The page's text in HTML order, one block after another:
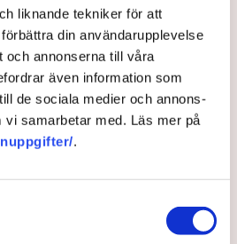
liknande tekniker för att
din användarupplevelse
och annonserna till våra
även information som
de sociala medier och annons-
vi samarbetar med. Läs mer på
.
Ardalan